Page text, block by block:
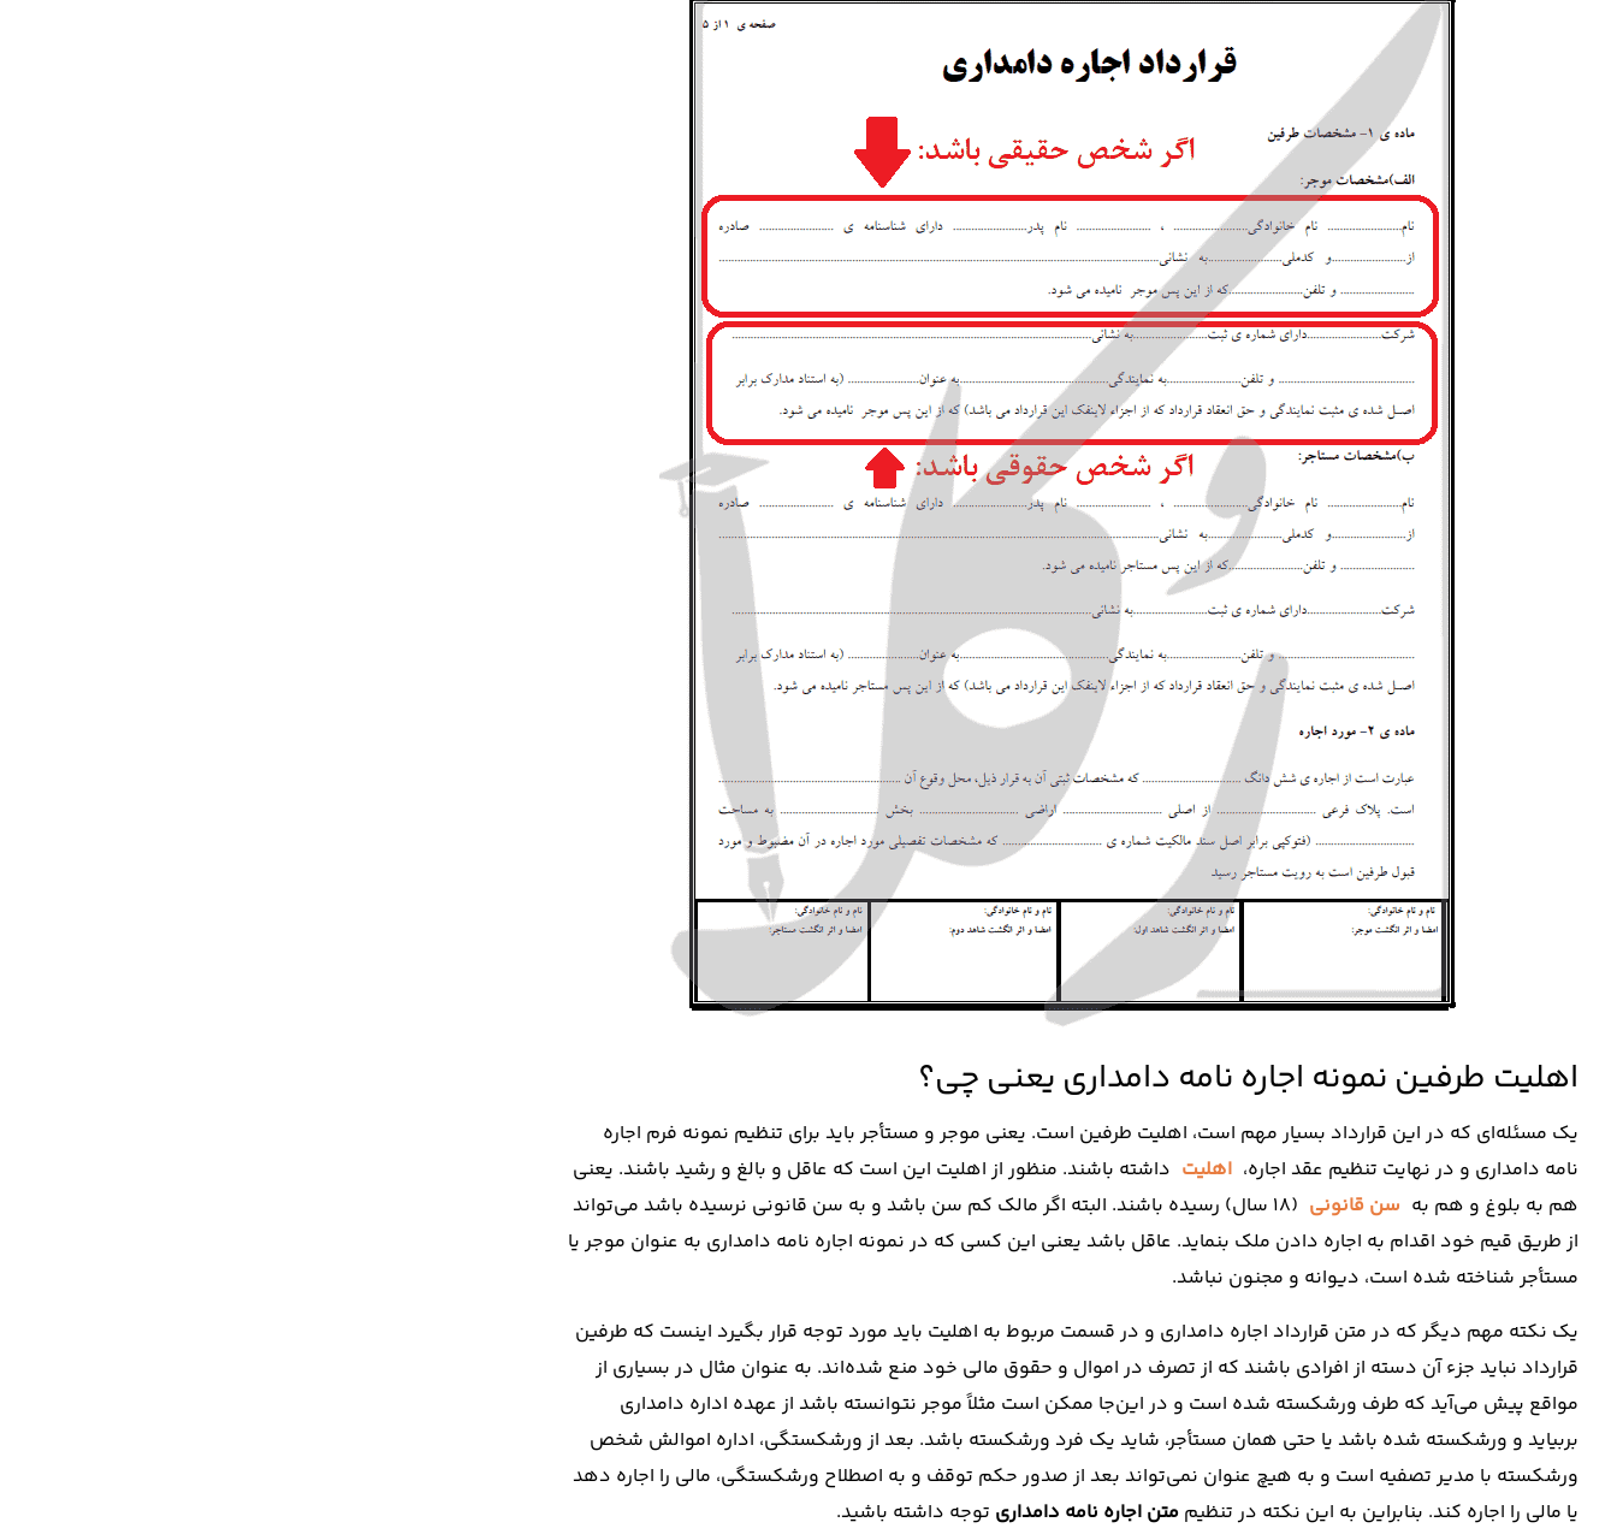
اهلیت طرفین نمونه اجاره نامه دامداری یعنی چی؟
یک مسئله‌ای که در این قرارداد بسیار مهم است، اهلیت طرفین است. یعنی موجر و مستأجر باید برای تنظیم نمونه فرم اجاره
نامه دامداری و در نهایت تنظیم عقد اجاره، اهلیت داشته باشند. منظور از اهلیت این است که عاقل و بالغ و رشید باشند. یعنی
هم به بلوغ و هم به سن قانونی
(18 سال) رسیده باشند. البته اگر مالک کم سن باشد و به سن قانونی نرسیده باشد می‌تواند
از طریق قیم خود اقدام به اجاره دادن ملک بنماید. عاقل باشد یعنی این‌ کسی که در نمونه اجاره نامه دامداری به عنوان موجر یا
مستأجر شناخته شده است، دیوانه و مجنون نباشد.
یک نکته مهم دیگر که در متن قرارداد اجاره دامداری و در قسمت مربوط به اهلیت باید مورد توجه قرار بگیرد اینست که طرفین
قرارداد نباید جزء آن دسته از افرادی باشند که از تصرف در اموال و حقوق مالی خود منع شده‌اند. به عنوان مثال در بسیاری از
مواقع پیش می‌آید که طرف ورشکسته شده است و در این‌جا ممکن است مثلاً موجر نتوانسته باشد از عهده اداره دامداری
بربیاید و ورشکسته شده باشد یا حتی همان مستأجر، شاید یک فرد ورشکسته باشد. بعد از ورشکستگی، اداره اموالش شخص
ورشکسته با مدیر تصفیه است و به هیچ عنوان نمی‌تواند بعد از صدور حکم توقف و به اصطلاح ورشکستگی، مالی را اجاره دهد
یا مالی را اجاره کند. بنابراین به این نکته در تنظیم متن اجاره نامه دامداری توجه داشته باشید.